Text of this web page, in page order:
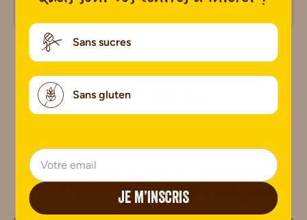
PLUS DE RECETTES
Tout savoir sur lesucre
Sans sucres
Sans gluten
JE M’INSCRIS